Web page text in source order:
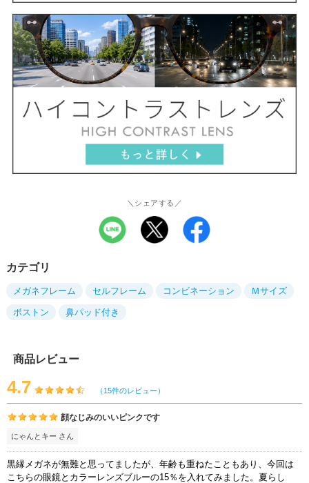
＼シェアする／
カテゴリ
メガネフレーム セルフレーム コンビネーション Ｍサイズ
ボストン 鼻パッド付き
商品レビュー
4.7 （15件のレビュー）
顔なじみのいいピンクです
にゃんとキー さん
黒縁メガネが無難と思ってましたが、年齢も重ねたこともあり、今回は
こちらの眼鏡とカラーレンズブルーの15％を入れてみました。夏らし